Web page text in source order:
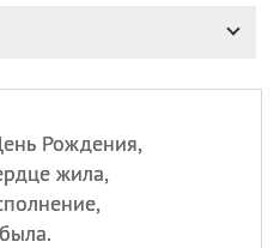
Рождения,
жила,
Романа и Давида
День ассирийских
мучеников
07.08
Национальный день
маяка